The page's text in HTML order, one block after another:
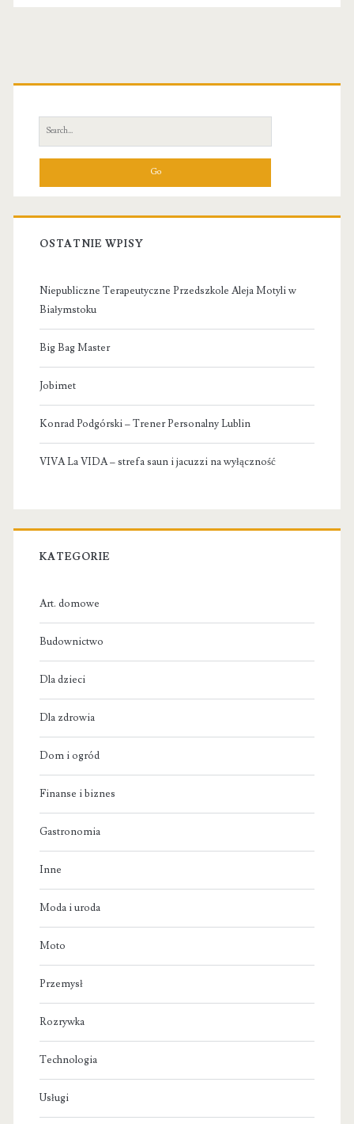
Primary
Sidebar
Search
for:
OSTATNIE WPISY
Niepubliczne Terapeutyczne Przedszkole Aleja Motyli w
Białymstoku
Big Bag Master
Jobimet
Konrad Podgórski – Trener Personalny Lublin
VIVA La VIDA – strefa saun i jacuzzi na wyłączność
KATEGORIE
Art. domowe
Budownictwo
Dla dzieci
Dla zdrowia
Dom i ogród
Finanse i biznes
Gastronomia
Inne
Moda i uroda
Moto
Przemysł
Rozrywka
Technologia
Usługi